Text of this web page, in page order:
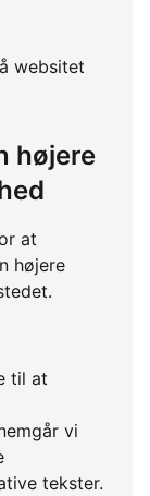
websitet
højere
at
højere
til at
vi
tekster.